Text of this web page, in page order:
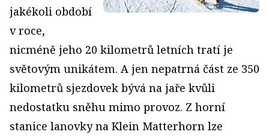
jakékoli období
v roce,
nicméně jeho 20 kilometrů letních tratí je
světovým unikátem. A jen nepatrná část ze 350
kilometrů sjezdovek bývá na jaře kvůli
nedostatku sněhu mimo provoz. Z horní
stanice lanovky na Klein Matterhorn lze